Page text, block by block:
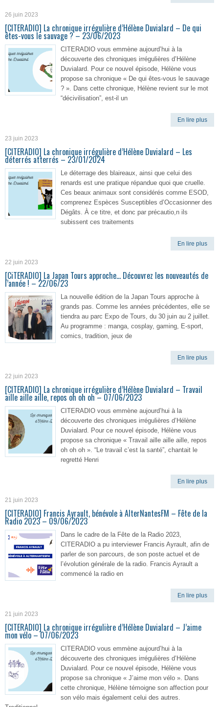
26 juin 2023
[CITERADIO] La chronique irrégulière d’Hélène Duvialard – De qui
êtes-vous le sauvage ? – 23/06/2023
CITERADIO vous emmène aujourd’hui à la
découverte des chroniques irrégulières d’Hélène
Duvialard. Pour ce nouvel épisode, Hélène vous
propose sa chronique « De qui êtes-vous le sauvage
? ». Dans cette chronique, Hélène revient sur le mot
“décivilisation”, est-il un
En lire plus
23 juin 2023
[CITERADIO] La chronique irrégulière d’Hélène Duvialard – Les
déterrés atterrés – 23/01/2024
Le déterrage des blaireaux, ainsi que celui des
renards est une pratique répandue quoi que cruelle.
Ces beaux animaux sont considérés comme ESOD,
comprenez Espèces Susceptibles d’Occasionner des
Dégâts. À ce titre, et donc par précautio,n ils
subissent ces traitements
En lire plus
22 juin 2023
[CiTERADIO] La Japan Tours approche… Découvrez les nouveautés de
l’année ! – 22/06/23
La nouvelle édition de la Japan Tours approche à
grands pas. Comme les années précédentes, elle se
tiendra au parc Expo de Tours, du 30 juin au 2 juillet.
Au programme : manga, cosplay, gaming, E-sport,
comics, tradition, jeux de
En lire plus
22 juin 2023
[CITERADIO] La chronique irrégulière d’Hélène Duvialard – Travail
aille aille aille, repos oh oh oh – 07/06/2023
CITERADIO vous emmène aujourd’hui à la
découverte des chroniques irrégulières d’Hélène
Duvialard. Pour ce nouvel épisode, Hélène vous
propose sa chronique « Travail aille aille aille, repos
oh oh oh ». “Le travail c’est la santé”, chantait le
regretté Henri
En lire plus
21 juin 2023
[CITERADIO] Francis Ayrault, bénévole à AlterNantesFM – Fête de la
Radio 2023 – 09/06/2023
Dans le cadre de la Fête de la Radio 2023,
CITERADIO a pu interviewer Francis Ayrault, afin de
parler de son parcours, de son poste actuel et de
l’évolution générale de la radio. Francis Ayrault a
commencé la radio en
En lire plus
21 juin 2023
[CITERADIO] La chronique irrégulière d’Hélène Duvialard – J’aime
mon vélo – 07/06/2023
CITERADIO vous emmène aujourd’hui à la
découverte des chroniques irrégulières d’Hélène
Duvialard. Pour ce nouvel épisode, Hélène vous
propose sa chronique « J’aime mon vélo ». Dans
cette chronique, Hélène témoigne son affection pour
son vélo mais également celui des autres.